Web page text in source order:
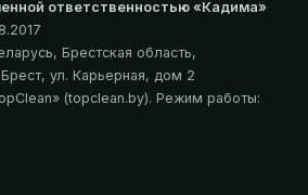
ответственностью «Кадима»
Брестская область,
ул. Карьерная, дом 2
» (topclean.by). Режим работы: